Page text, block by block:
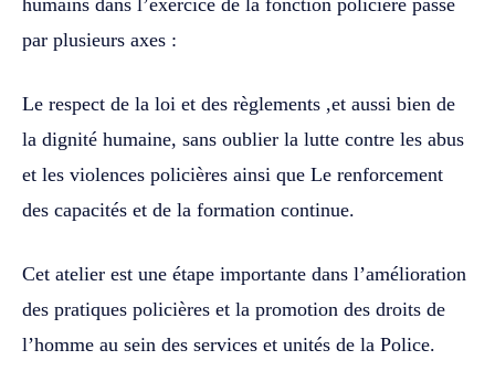
par plusieurs axes :
Le respect de la loi et des règlements ,et aussi bien de
la dignité humaine, sans oublier la lutte contre les abus
et les violences policières ainsi que Le renforcement
des capacités et de la formation continue.
Cet atelier est une étape importante dans l’amélioration
des pratiques policières et la promotion des droits de
l’homme au sein des services et unités de la Police.